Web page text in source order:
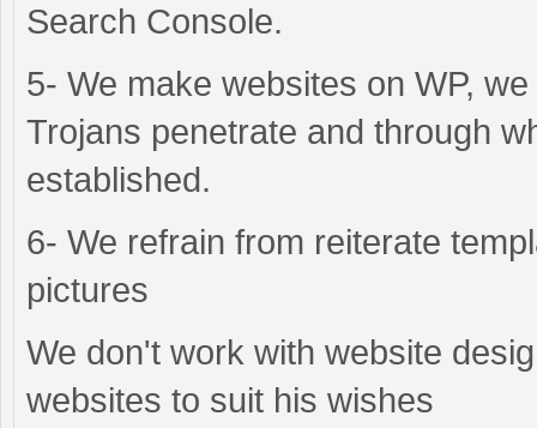
Search Console.
5- We make websites on WP,
Trojans penetrate and through
established.
6- We refrain from reiterate
pictures
We don't work with website
websites to suit his wishes